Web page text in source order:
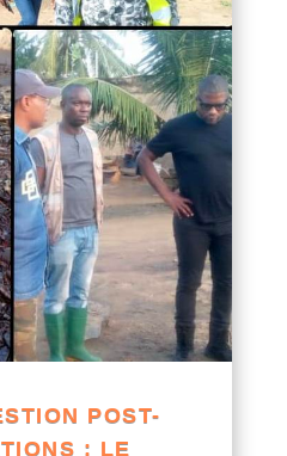
POST-
: LE